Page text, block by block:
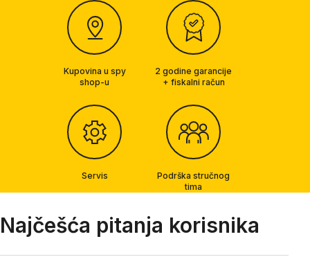
Kupovina u spy
shop-u
2 godine garancije
+ fiskalni račun
Servis
Podrška stručnog
tima
Najčešća pitanja korisnika